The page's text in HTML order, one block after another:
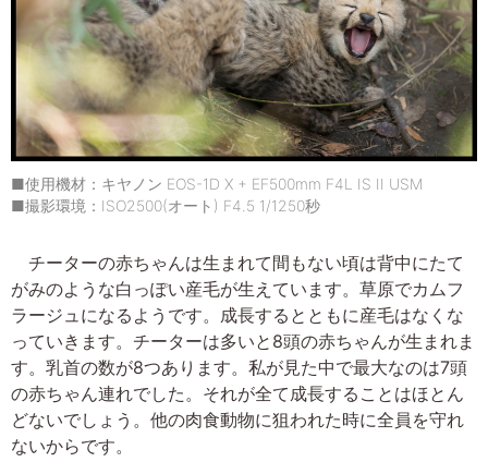
■使用機材：キヤノン EOS-1D X + EF500mm F4L IS II USM
■撮影環境：ISO2500(オート) F4.5 1/1250秒
チーターの赤ちゃんは生まれて間もない頃は背中にたて
がみのような白っぽい産毛が生えています。草原でカムフ
ラージュになるようです。成長するとともに産毛はなくな
っていきます。チーターは多いと8頭の赤ちゃんが生まれま
す。乳首の数が8つあります。私が見た中で最大なのは7頭
の赤ちゃん連れでした。それが全て成長することはほとん
どないでしょう。他の肉食動物に狙われた時に全員を守れ
ないからです。